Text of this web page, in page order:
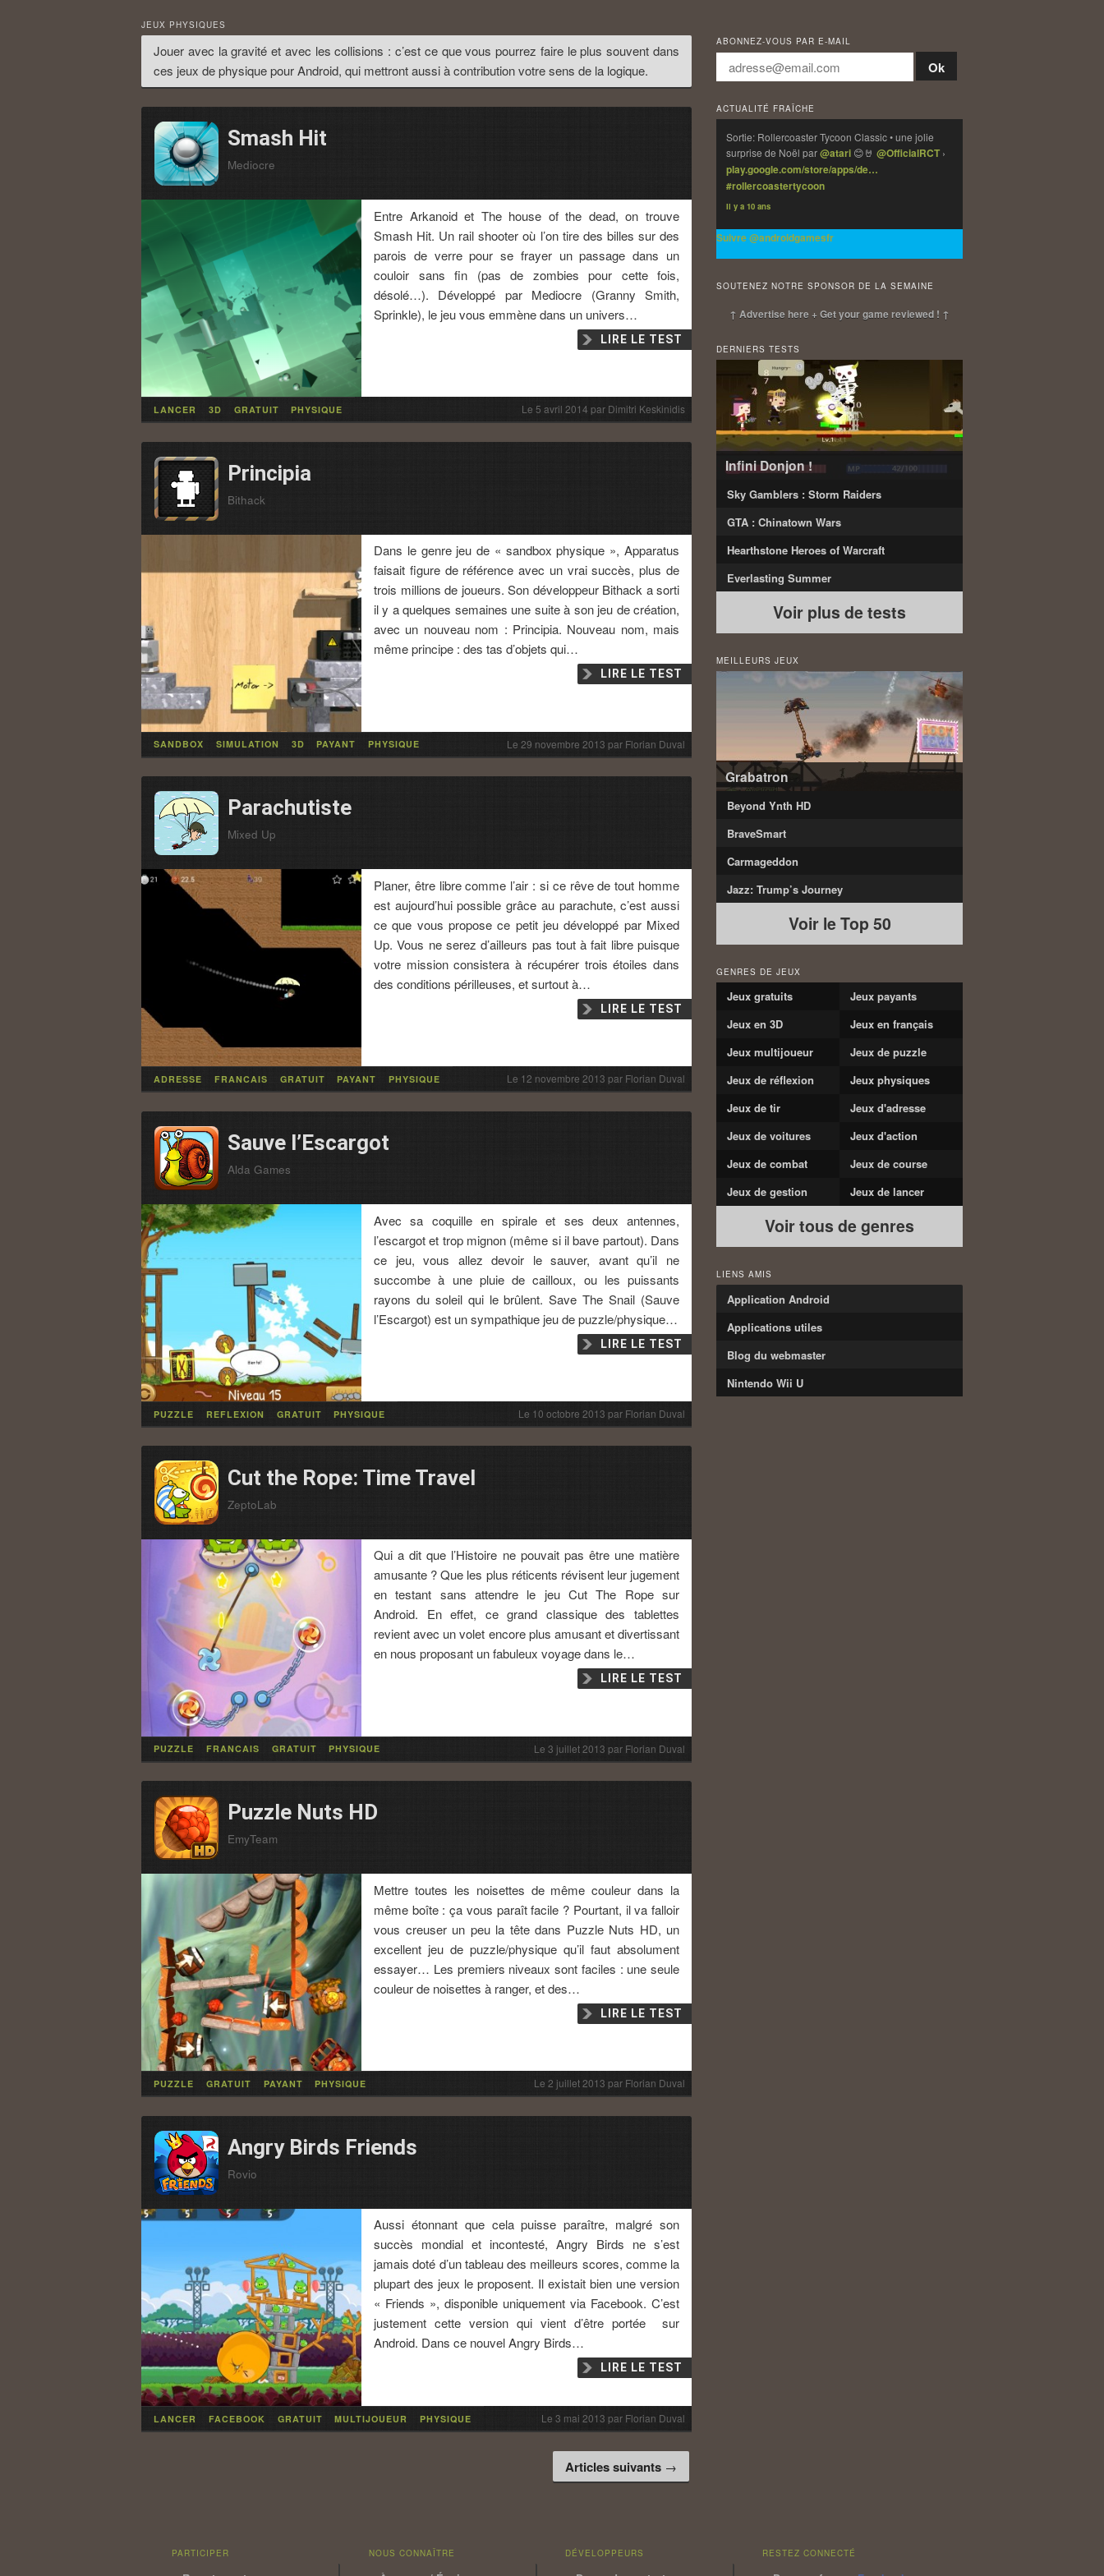
JEUX PHYSIQUES
Jouer avec la gravité et avec les collisions : c’est ce que vous pourrez faire le plus souvent dans
ces jeux de physique pour Android, qui mettront aussi à contribution votre sens de la logique.
Smash Hit
Mediocre
Entre Arkanoid et The house of the dead, on trouve
Smash Hit. Un rail shooter où l’on tire des billes sur des
parois de verre pour se frayer un passage dans un
couloir sans fin (pas de zombies pour cette fois,
désolé…). Développé par Mediocre (Granny Smith,
Sprinkle), le jeu vous emmène dans un univers…
LIRE LE TEST
LANCER 3D GRATUIT PHYSIQUE Le 5 avril 2014 par Dimitri Keskinidis
Principia
Bithack
Dans le genre jeu de « sandbox physique », Apparatus
faisait figure de référence avec un vrai succès, plus de
trois millions de joueurs. Son développeur Bithack a sorti
il y a quelques semaines une suite à son jeu de création,
avec un nouveau nom : Principia. Nouveau nom, mais
même principe : des tas d’objets qui…
LIRE LE TEST
SANDBOX SIMULATION 3D PAYANT PHYSIQUE Le 29 novembre 2013 par Florian Duval
Parachutiste
Mixed Up
Planer, être libre comme l’air : si ce rêve de tout homme
est aujourd’hui possible grâce au parachute, c’est aussi
ce que vous propose ce petit jeu développé par Mixed
Up. Vous ne serez d’ailleurs pas tout à fait libre puisque
votre mission consistera à récupérer trois étoiles dans
des conditions périlleuses, et surtout à…
LIRE LE TEST
ADRESSE FRANCAIS GRATUIT PAYANT PHYSIQUE Le 12 novembre 2013 par Florian Duval
Sauve l’Escargot
Alda Games
Avec sa coquille en spirale et ses deux antennes,
l’escargot et trop mignon (même si il bave partout). Dans
ce jeu, vous allez devoir le sauver, avant qu’il ne
succombe à une pluie de cailloux, ou les puissants
rayons du soleil qui le brûlent. Save The Snail (Sauve
l’Escargot) est un sympathique jeu de puzzle/physique…
LIRE LE TEST
PUZZLE REFLEXION GRATUIT PHYSIQUE Le 10 octobre 2013 par Florian Duval
Cut the Rope: Time Travel
ZeptoLab
Qui a dit que l’Histoire ne pouvait pas être une matière
amusante ? Que les plus réticents révisent leur jugement
en testant sans attendre le jeu Cut The Rope sur
Android. En effet, ce grand classique des tablettes
revient avec un volet encore plus amusant et divertissant
en nous proposant un fabuleux voyage dans le…
LIRE LE TEST
PUZZLE FRANCAIS GRATUIT PHYSIQUE Le 3 juillet 2013 par Florian Duval
Puzzle Nuts HD
EmyTeam
Mettre toutes les noisettes de même couleur dans la
même boîte : ça vous paraît facile ? Pourtant, il va falloir
vous creuser un peu la tête dans Puzzle Nuts HD, un
excellent jeu de puzzle/physique qu’il faut absolument
essayer… Les premiers niveaux sont faciles : une seule
couleur de noisettes à ranger, et des…
LIRE LE TEST
PUZZLE GRATUIT PAYANT PHYSIQUE Le 2 juillet 2013 par Florian Duval
Angry Birds Friends
Rovio
Aussi étonnant que cela puisse paraître, malgré son
succès mondial et incontesté, Angry Birds ne s’est
jamais doté d’un tableau des meilleurs scores, comme la
plupart des jeux le proposent. Il existait bien une version
« Friends », disponible uniquement via Facebook. C’est
justement cette version qui vient d’être portée sur
Android. Dans ce nouvel Angry Birds…
LIRE LE TEST
LANCER FACEBOOK GRATUIT MULTIJOUEUR PHYSIQUE Le 3 mai 2013 par Florian Duval
Articles suivants →
ABONNEZ-VOUS PAR E-MAIL
ACTUALITÉ FRAÎCHE
Sortie: Rollercoaster Tycoon Classic • une jolie
surprise de Noël par@atari 😊🤘 @OfficialRCT ›
play.google.com/store/apps/de…
#rollercoastertycoon
Il y a 10 ans
Suivre @androidgamesfr
SOUTENEZ NOTRE SPONSOR DE LA SEMAINE
↑ Advertise here + Get your game reviewed ! ↑
DERNIERS TESTS
Infini Donjon !
Sky Gamblers : Storm Raiders
GTA : Chinatown Wars
Hearthstone Heroes of Warcraft
Everlasting Summer
Voir plus de tests
MEILLEURS JEUX
Grabatron
Beyond Ynth HD
BraveSmart
Carmageddon
Jazz: Trump’s Journey
Voir le Top 50
GENRES DE JEUX
Jeux gratuits
Jeux payants
Jeux en 3D
Jeux en français
Jeux multijoueur
Jeux de puzzle
Jeux de réflexion
Jeux physiques
Jeux de tir
Jeux d'adresse
Jeux de voitures
Jeux d'action
Jeux de combat
Jeux de course
Jeux de gestion
Jeux de lancer
Voir tous de genres
LIENS AMIS
Application Android
Applications utiles
Blog du webmaster
Nintendo Wii U
PARTICIPER NOUS CONNAÎTRE DÉVELOPPEURS RESTEZ CONNECTÉ